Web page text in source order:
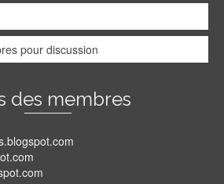
pour discussion
des membres